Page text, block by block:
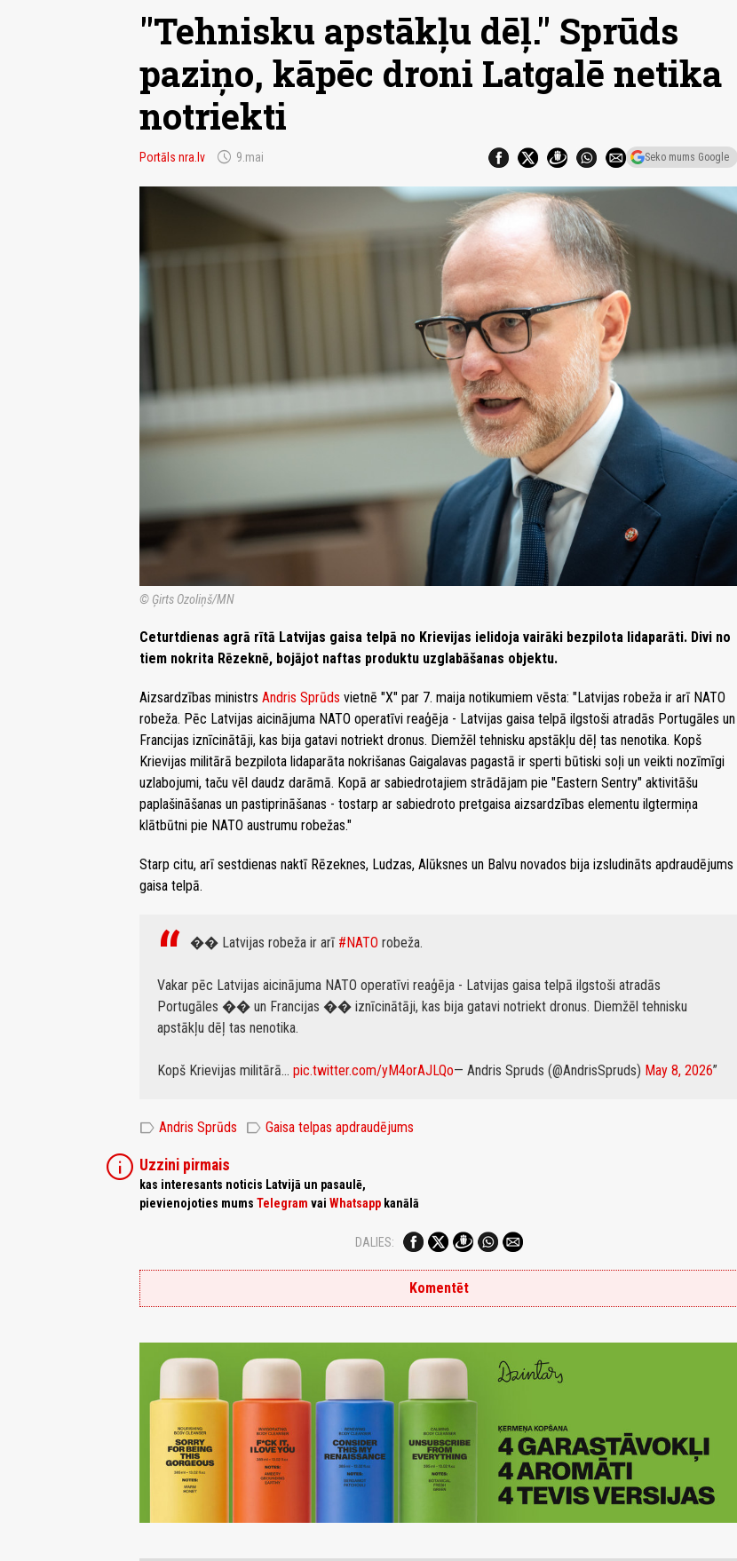
"Tehnisku apstākļu dēļ." Sprūds
paziņo, kāpēc droni Latgalē netika
notriekti
Portāls nra.lv schedule 9.mai Seko mums Google
© Ģirts Ozoliņš/MN
Ceturtdienas agrā rītā Latvijas gaisa telpā no Krievijas ielidoja vairāki bezpilota lidaparāti. Divi no
tiem nokrita Rēzeknē, bojājot naftas produktu uzglabāšanas objektu.
Aizsardzības ministrs Andris Sprūds vietnē "X" par 7. maija notikumiem vēsta: "Latvijas robeža ir arī NATO
robeža. Pēc Latvijas aicinājuma NATO operatīvi reaģēja - Latvijas gaisa telpā ilgstoši atradās Portugāles un
Francijas iznīcinātāji, kas bija gatavi notriekt dronus. Diemžēl tehnisku apstākļu dēļ tas nenotika. Kopš
Krievijas militārā bezpilota lidaparāta nokrišanas Gaigalavas pagastā ir sperti būtiski soļi un veikti nozīmīgi
uzlabojumi, taču vēl daudz darāmā. Kopā ar sabiedrotajiem strādājam pie "Eastern Sentry" aktivitāšu
paplašināšanas un pastiprināšanas - tostarp ar sabiedroto pretgaisa aizsardzības elementu ilgtermiņa
klātbūtni pie NATO austrumu robežas."
Starp citu, arī sestdienas naktī Rēzeknes, Ludzas, Alūksnes un Balvu novados bija izsludināts apdraudējums
gaisa telpā.
�� Latvijas robeža ir arī #NATO robeža.
Vakar pēc Latvijas aicinājuma NATO operatīvi reaģēja - Latvijas gaisa telpā ilgstoši atradās
Portugāles �� un Francijas �� iznīcinātāji, kas bija gatavi notriekt dronus. Diemžēl tehnisku
apstākļu dēļ tas nenotika.
Kopš Krievijas militārā… pic.twitter.com/yM4orAJLQo— Andris Spruds (@AndrisSpruds) May 8, 2026
label Andris Sprūds label Gaisa telpas apdraudējums
info Uzzini pirmais
kas interesants noticis Latvijā un pasaulē,
pievienojoties mums Telegram vai Whatsapp kanālā
DALIES:
Komentēt